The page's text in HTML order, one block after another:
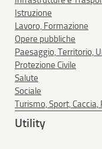
Istruzione
Lavoro, Formazione
Opere pubbliche
Paesaggio, Territorio,
Protezione Civile
Salute
Sociale
Turismo, Sport, Caccia,
Utility